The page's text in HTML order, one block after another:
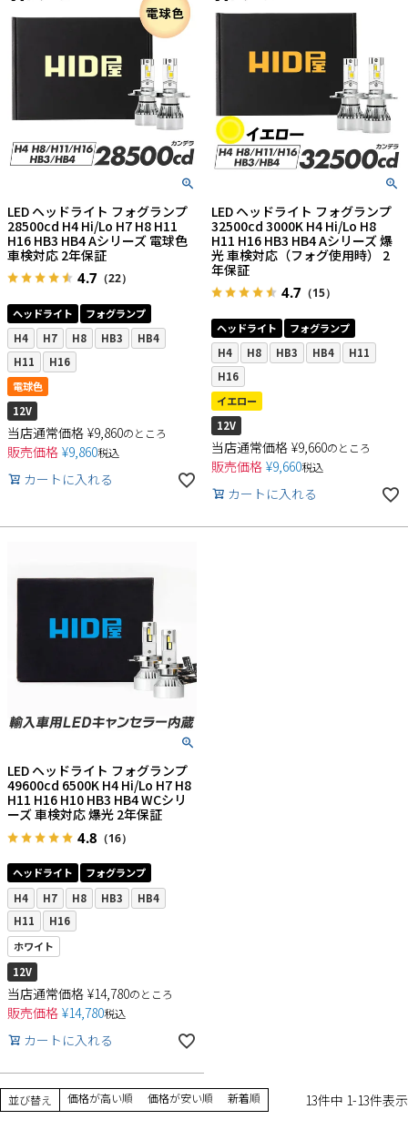
LED ヘッドライト フォグランプ
28500cd H4 Hi/Lo H7 H8 H11
H16 HB3 HB4 Aシリーズ 電球色
車検対応 2年保証
4.7 （22）
ヘッドライト
フォグランプ
H4
H7 H8 HB3
HB4
H11
H16
電球色
12V
当店通常価格 ¥9,860のところ
販売価格 ¥9,860税込
カートに入れる
LED ヘッドライト フォグランプ
32500cd 3000K H4 Hi/Lo H8
H11 H16 HB3 HB4 Aシリーズ 爆
光 車検対応（フォグ使用時） 2
年保証
4.7 （15）
ヘッドライト
フォグランプ
H4
H8 HB3 HB4
H11
H16
イエロー
12V
当店通常価格 ¥9,660のところ
販売価格 ¥9,660税込
カートに入れる
LED ヘッドライト フォグランプ
49600cd 6500K H4 Hi/Lo H7 H8
H11 H16 H10 HB3 HB4 WCシリ
ーズ 車検対応 爆光 2年保証
4.8 （16）
ヘッドライト
フォグランプ
H4
H7 H8 HB3
HB4
H11
H16
ホワイト
12V
当店通常価格 ¥14,780のところ
販売価格 ¥14,780税込
カートに入れる
並び替え 価格が高い順 価格が安い順 新着順 13件中 1-13件表示